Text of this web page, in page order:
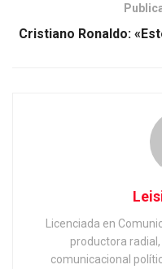
Cristiano Ronaldo:
Licenciada en
productora
comunicacional